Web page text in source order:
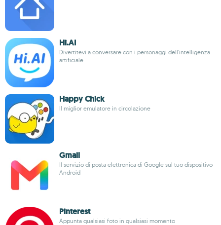
Hi.AI
Divertitevi a conversare con i personaggi dell'intelligenza
artificiale
Happy Chick
Il miglior emulatore in circolazione
Gmail
Il servizio di posta elettronica di Google sul tuo dispositivo
Android
Pinterest
Appunta qualsiasi foto in qualsiasi momento